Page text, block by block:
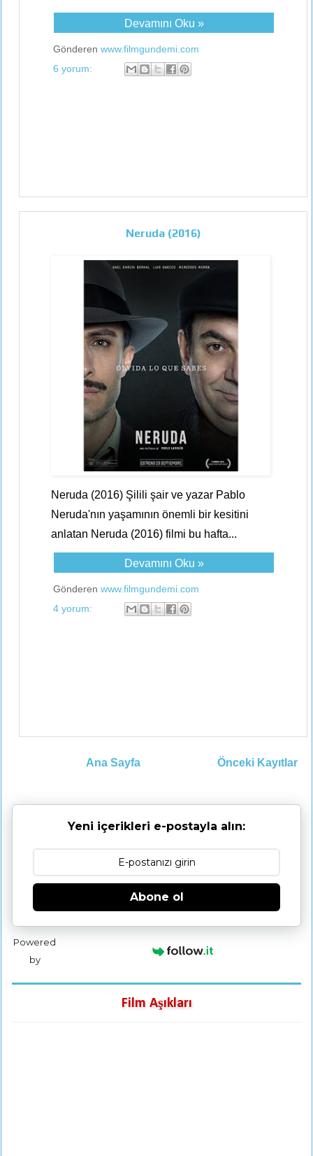
Devamını Oku »
Gönderen www.filmgundemi.com
6 yorum:
Neruda (2016)
Neruda (2016) Şilili şair ve yazar Pablo
Neruda'nın yaşamının önemli bir kesitini
anlatan Neruda (2016) filmi bu hafta...
Devamını Oku »
Gönderen www.filmgundemi.com
4 yorum:
Önceki Kayıtlar
Ana Sayfa
Yeni içerikleri e-postayla alın:
Abone ol
Powered
by
Film Aşıkları